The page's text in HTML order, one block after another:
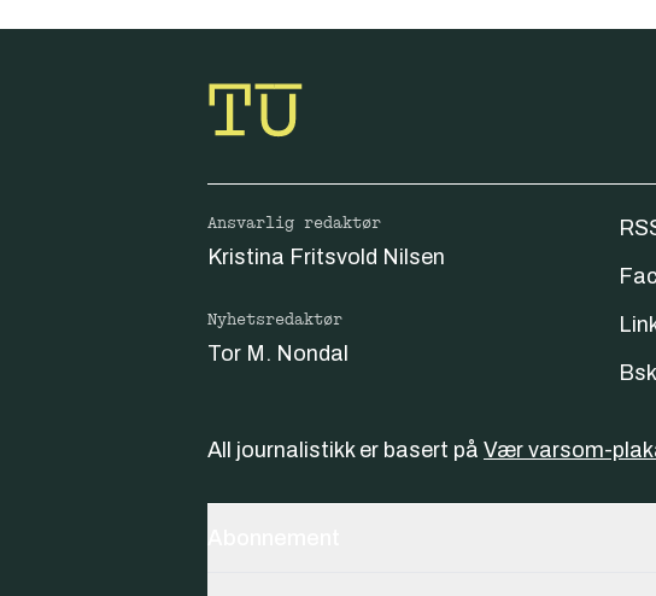
Ansvarlig redaktør
Kristina Fritsvold Nilsen
Nyhetsredaktør
Tor M. Nondal
All journalistikk er basert på Vær varsom-